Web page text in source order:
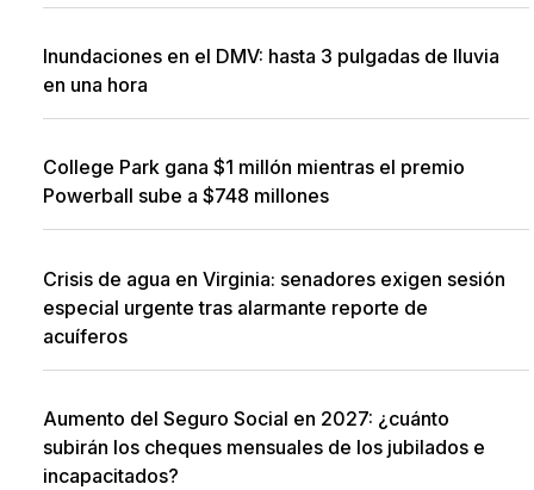
Inundaciones en el DMV: hasta 3 pulgadas de lluvia
en una hora
College Park gana $1 millón mientras el premio
Powerball sube a $748 millones
Crisis de agua en Virginia: senadores exigen sesión
especial urgente tras alarmante reporte de
acuíferos
Aumento del Seguro Social en 2027: ¿cuánto
subirán los cheques mensuales de los jubilados e
incapacitados?